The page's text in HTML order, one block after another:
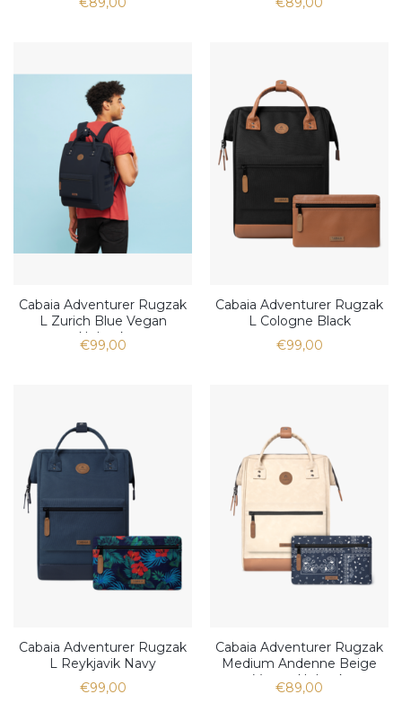
Cabaia Adventurer Rugzak
L Zurich Blue Vegan
Nubuck
€99,00
Cabaia Adventurer Rugzak
L Cologne Black
€99,00
Cabaia Adventurer Rugzak
L Reykjavik Navy
€99,00
Cabaia Adventurer Rugzak
Medium Andenne Beige
Vegan Nubuck
€89,00